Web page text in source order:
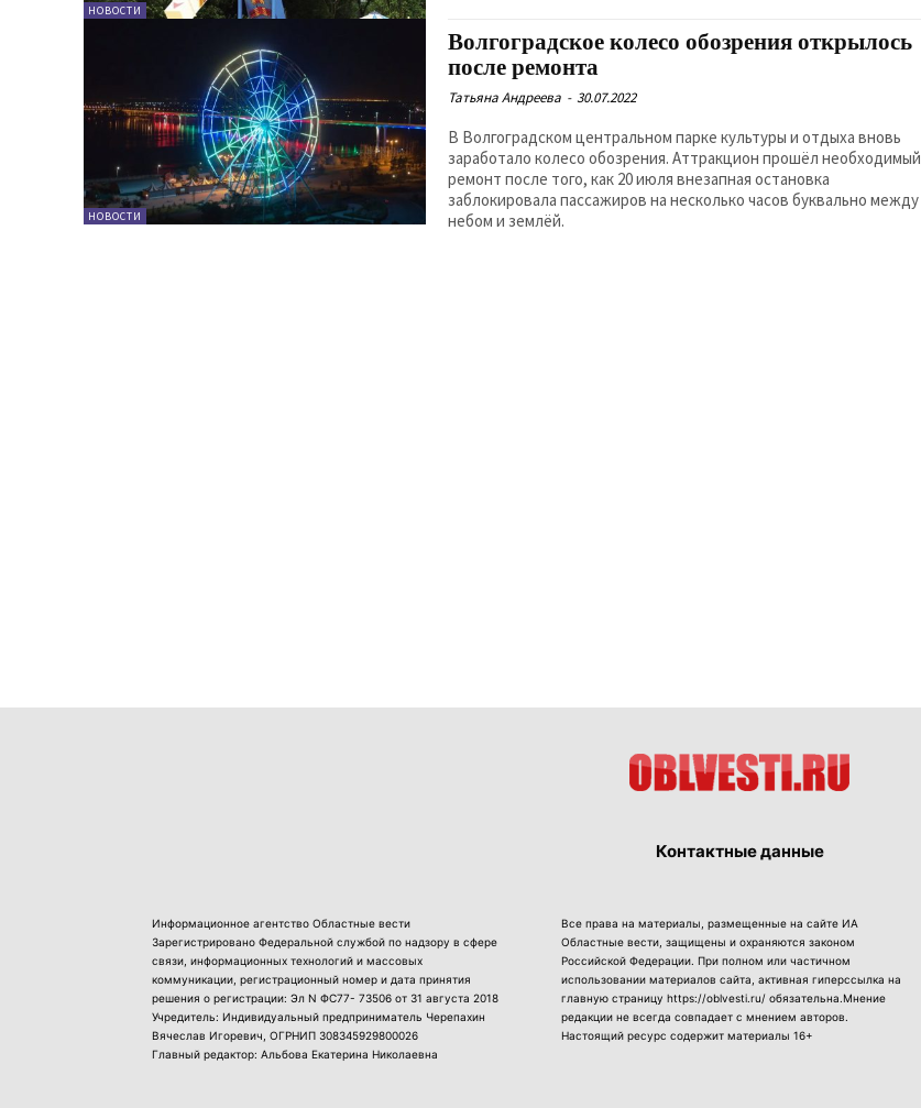
НОВОСТИ
НОВОСТИ
Волгоградское колесо обозрения открылось
после ремонта
Татьяна Андреева - 30.07.2022
В Волгоградском центральном парке культуры и отдыха вновь
заработало колесо обозрения. Аттракцион прошёл необходимый
ремонт после того, как 20 июля внезапная остановка
заблокировала пассажиров на несколько часов буквально между
небом и землёй.
Контактные данные
Информационное агентство Областные вести
Зарегистрировано Федеральной службой по надзору в сфере
связи, информационных технологий и массовых
коммуникации, регистрационный номер и дата принятия
решения о регистрации: Эл N ФС77- 73506 от 31 августа 2018
Учредитель: Индивидуальный предприниматель Черепахин
Вячеслав Игоревич, ОГРНИП 308345929800026
Главный редактор: Альбова Екатерина Николаевна
Все права на материалы, размещенные на сайте ИА
Областные вести, защищены и охраняются законом
Российской Федерации. При полном или частичном
использовании материалов сайта, активная гиперссылка на
главную страницу https://oblvesti.ru/ обязательна.Мнение
редакции не всегда совпадает с мнением авторов.
Настоящий ресурс содержит материалы 16+